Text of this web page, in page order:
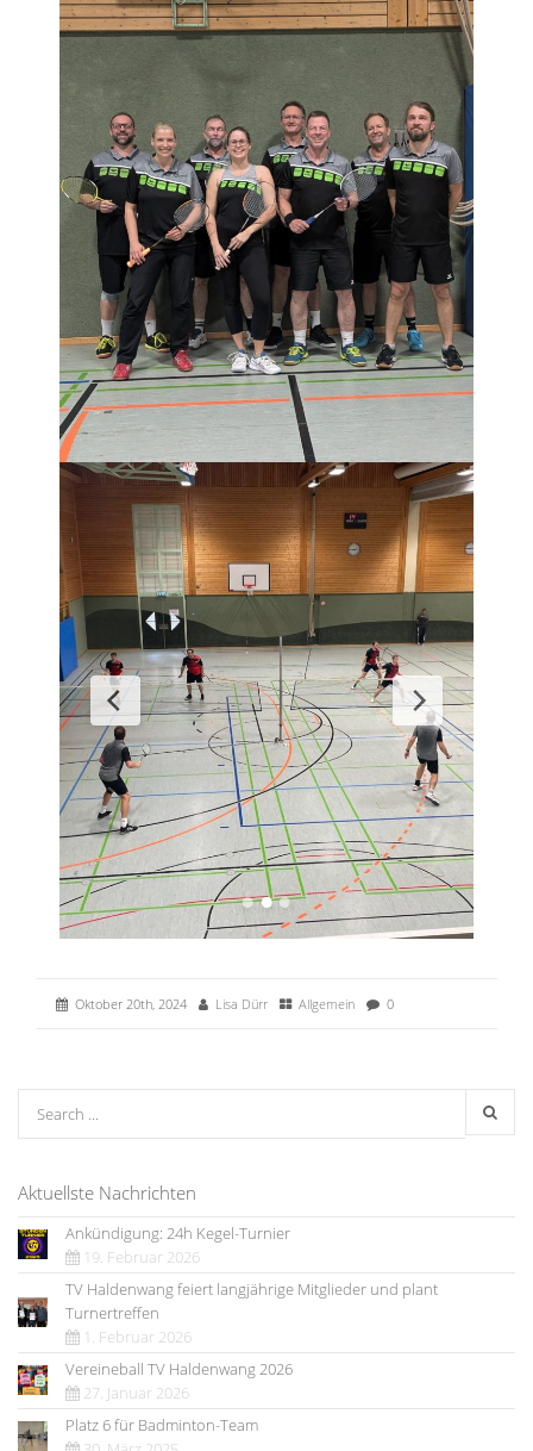
Oktober 20th, 2024 Lisa Dürr Allgemein 0
Aktuellste Nachrichten
Ankündigung: 24h Kegel-Turnier
19. Februar 2026
TV Haldenwang feiert langjährige Mitglieder und plant
Turnertreffen
1. Februar 2026
Vereineball TV Haldenwang 2026
27. Januar 2026
Platz 6 für Badminton-Team